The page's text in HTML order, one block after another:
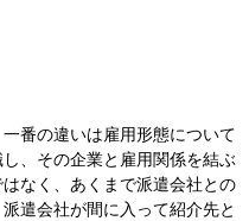
番の違いは雇用形態について
、その企業と雇用関係を結ぶ
なく、あくまで派遣会社との
遣会社が間に入って紹介先と